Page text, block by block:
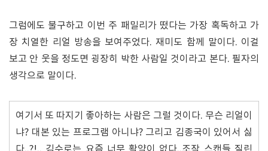
그럼에도 불구하고 이번 주 패밀리가 떴다는 가장 혹독하고 가
장 치열한 리얼 방송을 보여주었다. 재미도 함께 말이다. 이걸
보고 안 웃을 정도면 굉장히 박한 사람일 것이라고 본다. 필자의
생각으로 말이다.
여기서 또 따지기 좋아하는 사람은 그럴 것이다. 무슨 리얼이
냐? 대본 있는 프로그램 아니냐? 그리고 김종국이 있어서 싫